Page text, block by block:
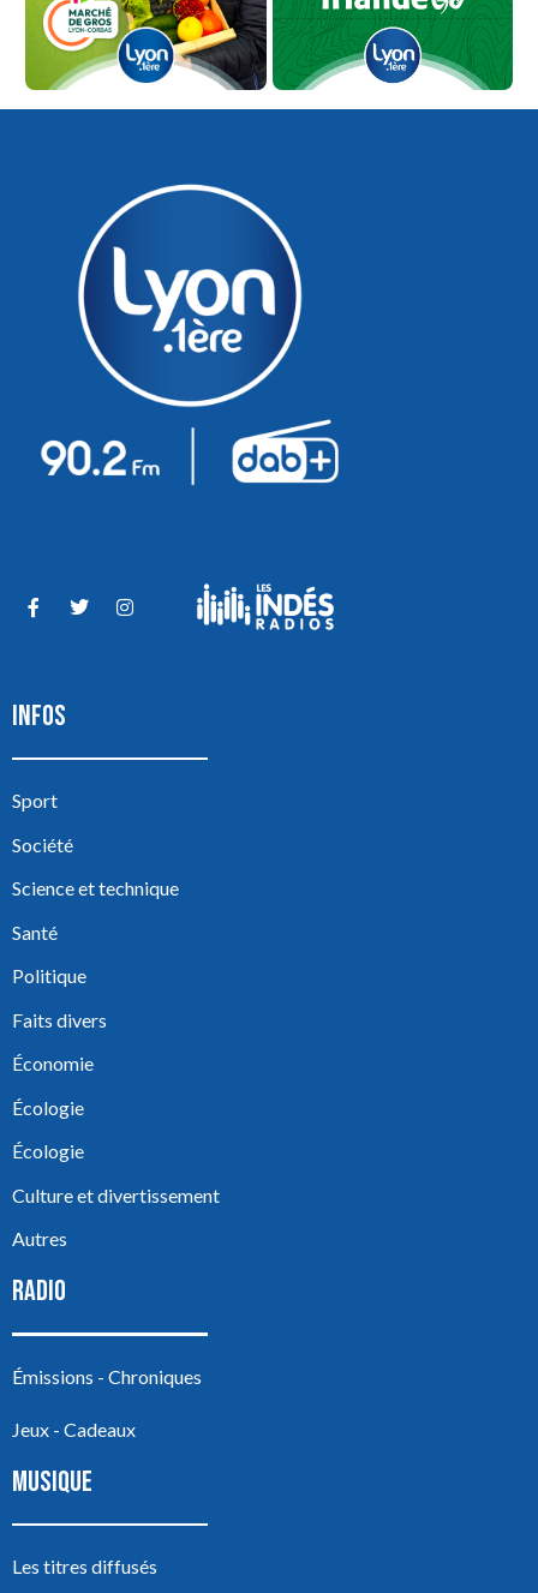
INFOS
Sport
Société
Science et technique
Santé
Politique
Faits divers
Économie
Écologie
Écologie
Culture et divertissement
Autres
RADIO
Émissions - Chroniques
Jeux - Cadeaux
MUSIQUE
Les titres diffusés